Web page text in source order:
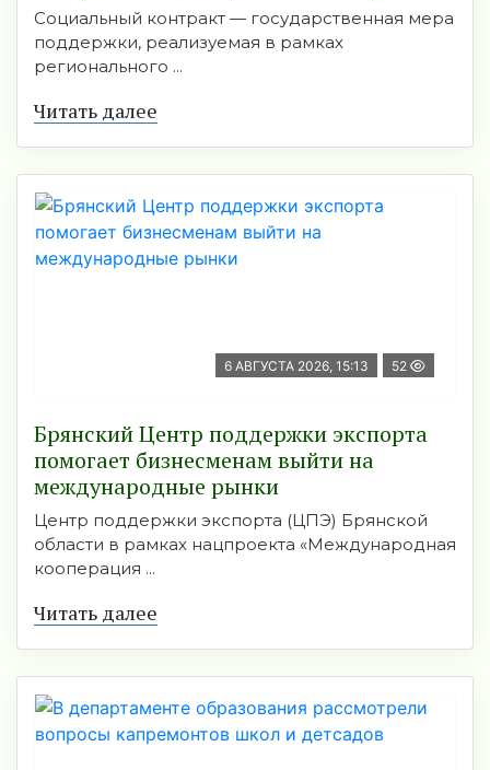
Социальный контракт — государственная мера
поддержки, реализуемая в рамках
регионального ...
Читать далее
6 АВГУСТА 2026, 15:13 52
Брянский Центр поддержки экспорта
помогает бизнесменам выйти на
международные рынки
Центр поддержки экспорта (ЦПЭ) Брянской
области в рамках нацпроекта «Международная
кооперация ...
Читать далее